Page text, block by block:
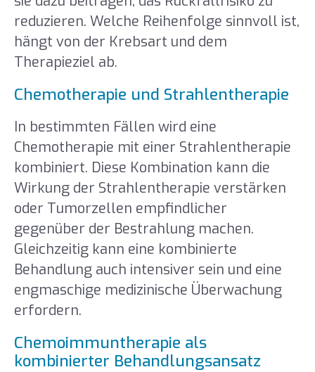
reduzieren. Welche Reihenfolge sinnvoll ist,
hängt von der Krebsart und dem
Therapieziel ab.
Chemotherapie und Strahlentherapie
In bestimmten Fällen wird eine
Chemotherapie mit einer Strahlentherapie
kombiniert. Diese Kombination kann die
Wirkung der Strahlentherapie verstärken
oder Tumorzellen empfindlicher
gegenüber der Bestrahlung machen.
Gleichzeitig kann eine kombinierte
Behandlung auch intensiver sein und eine
engmaschige medizinische Überwachung
erfordern.
Chemoimmuntherapie als
kombinierter Behandlungsansatz